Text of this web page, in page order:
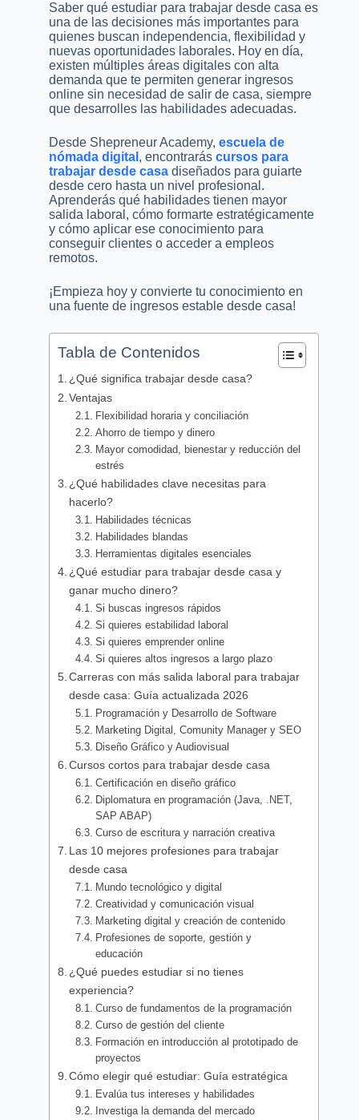
Saber qué estudiar para trabajar desde casa es
una de las decisiones más importantes para
quienes buscan independencia, flexibilidad y
nuevas oportunidades laborales. Hoy en día,
existen múltiples áreas digitales con alta
demanda que te permiten generar ingresos
online sin necesidad de salir de casa, siempre
que desarrolles las habilidades adecuadas.
Desde Shepreneur Academy, escuela de
nómada digital , encontrarás cursos para
trabajar desde casadiseñados para guiarte
desde cero hasta un nivel profesional.
Aprenderás qué habilidades tienen mayor
salida laboral, cómo formarte estratégicamente
y cómo aplicar ese conocimiento para
conseguir clientes o acceder a empleos
remotos.
¡Empieza hoy y convierte tu conocimiento en
una fuente de ingresos estable desde casa!
Tabla de Contenidos
¿Qué significa trabajar desde casa?
Ventajas
Flexibilidad horaria y conciliación
Ahorro de tiempo y dinero
Mayor comodidad, bienestar y reducción del
estrés
¿Qué habilidades clave necesitas para
hacerlo?
Habilidades técnicas
Habilidades blandas
Herramientas digitales esenciales
¿Qué estudiar para trabajar desde casa y
ganar mucho dinero?
Si buscas ingresos rápidos
Si quieres estabilidad laboral
Si quieres emprender online
Si quieres altos ingresos a largo plazo
Carreras con más salida laboral para trabajar
desde casa: Guía actualizada 2026
Programación y Desarrollo de Software
Marketing Digital, Comunity Manager y SEO
Diseño Gráfico y Audiovisual
Cursos cortos para trabajar desde casa
Certificación en diseño gráfico
Diplomatura en programación (Java, .NET,
SAP ABAP)
Curso de escritura y narración creativa
Las 10 mejores profesiones para trabajar
desde casa
Mundo tecnológico y digital
Creatividad y comunicación visual
Marketing digital y creación de contenido
Profesiones de soporte, gestión y
educación
¿Qué puedes estudiar si no tienes
experiencia?
Curso de fundamentos de la programación
Curso de gestión del cliente
Formación en introducción al prototipado de
proyectos
Cómo elegir qué estudiar: Guía estratégica
Evalúa tus intereses y habilidades
Investiga la demanda del mercado